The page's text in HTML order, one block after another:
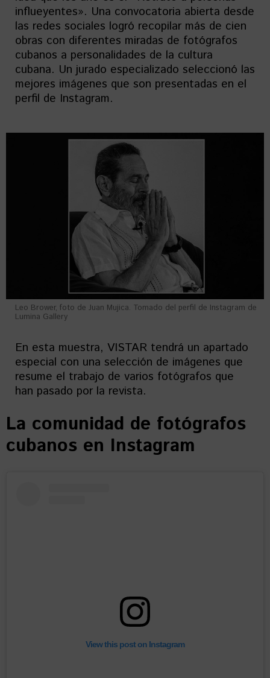
influeyentes». Una convocatoria abierta desde
las redes sociales logró recopilar más de cien
obras con diferentes miradas de fotógrafos
cubanos a personalidades de la cultura
cubana. Un jurado especializado seleccionó las
mejores imágenes que son presentadas en el
perfil de Instagram.
Leo Brower, foto de Juan Mujica. Tomado del perfil de Instagram de
Lumina Gallery
En esta muestra, VISTAR tendrá un apartado
especial con una selección de imágenes que
resume el trabajo de varios fotógrafos que
han pasado por la revista.
La comunidad de fotógrafos
cubanos en Instagram
View this post on Instagram